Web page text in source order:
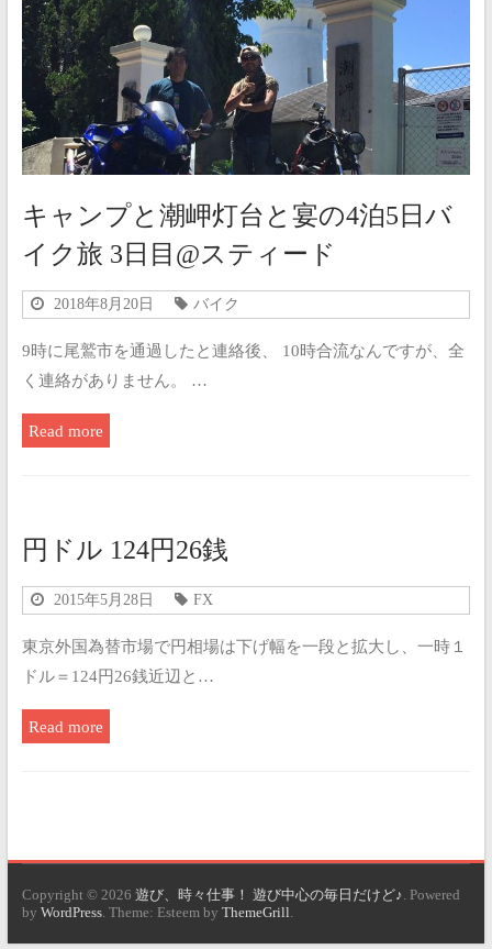
キャンプと潮岬灯台と宴の4泊5日バ
イク旅 3日目@スティード
2018年8月20日 バイク
9時に尾鷲市を通過したと連絡後、 10時合流なんですが、全
く連絡がありません。 …
Read more
円ドル 124円26銭
2015年5月28日 FX
東京外国為替市場で円相場は下げ幅を一段と拡大し、一時１
ドル＝124円26銭近辺と…
Read more
Copyright © 2026 遊び、時々仕事！ 遊び中心の毎日だけど♪. Powered
by WordPress. Theme: Esteem by ThemeGrill.